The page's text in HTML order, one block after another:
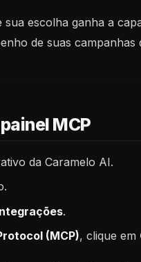
sua escolha ganha a
de suas
MCP
da Caramelo AI.
.
(MCP), clique em